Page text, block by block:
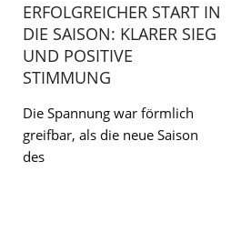
ERFOLGREICHER START IN
DIE SAISON: KLARER SIEG
UND POSITIVE
STIMMUNG
Die Spannung war förmlich
greifbar, als die neue Saison
des